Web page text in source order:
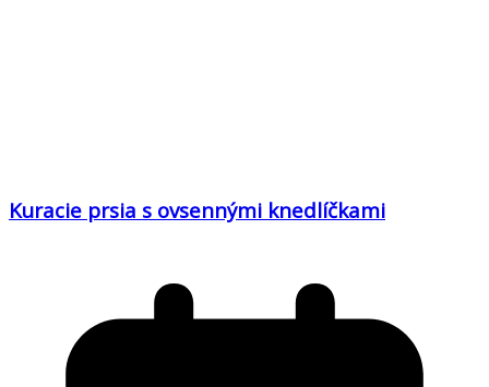
Kuracie prsia s ovsennými knedlíčkami